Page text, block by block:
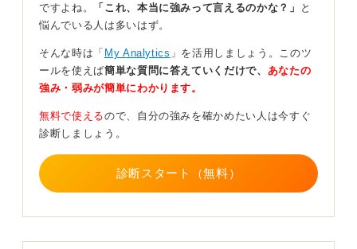
受け身ではなく主体性！ 会社に特化した成長ビジョ
ンを持とう
成長を軸にするなら、何ができるようになりたいのか、
じて、会社にどう貢献したいかという視点をセットにす
ることです。
たとえば、「ただ成長したい」ではなく、「チームで価
値を生み出す力を高めたい」「お客様と直接向き合う仕
事業で一日も早く戦力になるために」というように、成
ですよね。
「これ、本当に強みって言えるのかな？」
と
悩んでいる人は多いはず。
そんな時は「 My Analytics 」を活用しましょう。このツ
ールを使えば簡単な質問に答えていくだけで、 あなたの
強み・弱みが簡単にわかります。
無料で使えるので、自分の強みを確かめたい人は今すぐ
診断しましょう。
診断スタート（無料）